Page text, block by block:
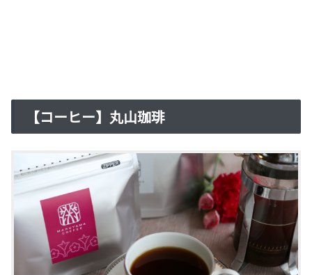
【コーヒー】丸山珈琲